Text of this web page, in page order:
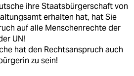
ihre Staatsbürgerschaft von
erhalten hat, hat Sie
auf alle Menschenrechte der
UN!
hat den Rechtsanspruch auch
zu sein!